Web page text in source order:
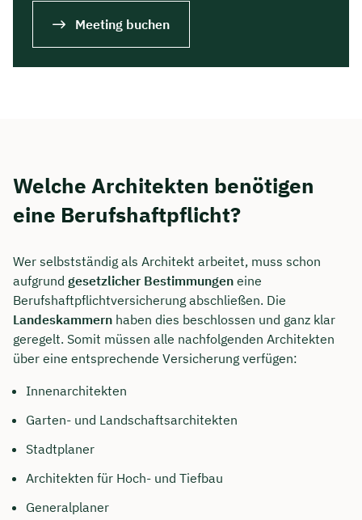
Meeting buchen
Welche Architekten benötigen
eine Berufshaftpflicht?
Wer selbstständig als Architekt arbeitet, muss schon
aufgrund gesetzlicher Bestimmungen eine
Berufshaftpflichtversicherung abschließen. Die
Landeskammern haben dies beschlossen und ganz klar
geregelt. Somit müssen alle nachfolgenden Architekten
über eine entsprechende Versicherung verfügen:
Innenarchitekten
Garten- und Landschaftsarchitekten
Stadtplaner
Architekten für Hoch- und Tiefbau
Generalplaner